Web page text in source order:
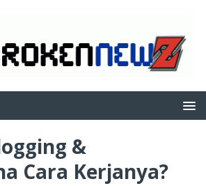
&
Cara Kerjanya?